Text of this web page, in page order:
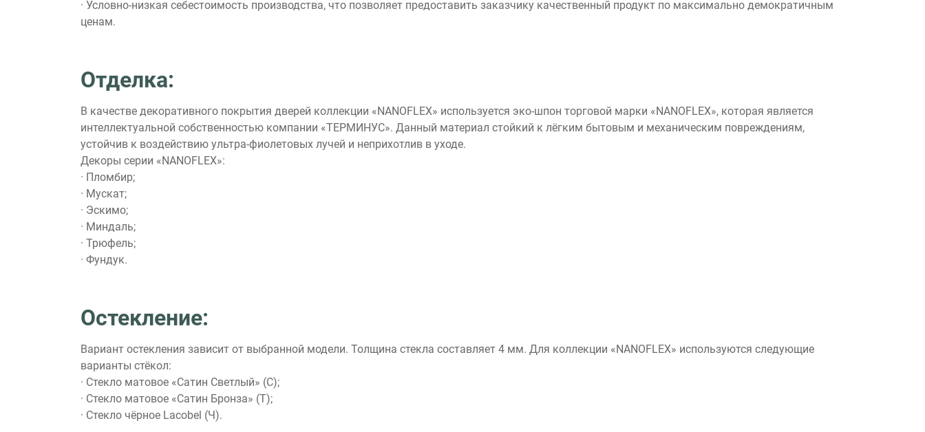
· Условно-низкая себестоимость производства, что позволяет предоставить заказчику качественный продукт по максимально демократичным
ценам.
Отделка:
В качестве декоративного покрытия дверей коллекции «NANOFLEX» используется эко-шпон торговой марки «NANOFLEX», которая является
интеллектуальной собственностью компании «ТЕРМИНУС». Данный материал стойкий к лёгким бытовым и механическим повреждениям,
устойчив к воздействию ультра-фиолетовых лучей и неприхотлив в уходе.
Декоры серии «NANOFLEX»:
· Пломбир;
· Мускат;
· Эскимо;
· Миндаль;
· Трюфель;
· Фундук.
Остекление:
Вариант остекления зависит от выбранной модели. Толщина стекла составляет 4 мм. Для коллекции «NANOFLEX» используются следующие
варианты стёкол:
· Стекло матовое «Сатин Светлый» (С);
· Стекло матовое «Сатин Бронза» (Т);
· Стекло чёрное Lacobel (Ч).